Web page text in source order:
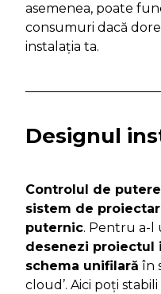
asemenea, poate
consumuri dacă
instalația ta.
Designul
Controlul de
sistem de
puternic. Pentru a-l
desenezi proiectul
schema unifilară în
cloud’. Aici poți